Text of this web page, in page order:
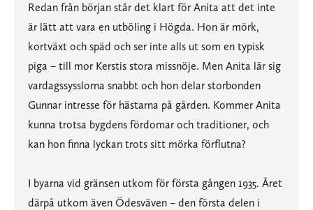
Redan från början står det klart för Anita att det inte
är lätt att vara en utböling i Högda. Hon är mörk,
kortväxt och späd och ser inte alls ut som en typisk
piga – till mor Kerstis stora missnöje. Men Anita lär sig
vardagssysslorna snabbt och hon delar storbonden
Gunnar intresse för hästarna på gården. Kommer Anita
kunna trotsa bygdens fördomar och traditioner, och
kan hon finna lyckan trots sitt mörka förflutna?
I byarna vid gränsen utkom för första gången 1935. Året
därpå utkom även Ödesväven – den första delen i